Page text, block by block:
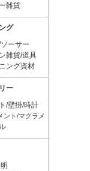
雑貨
グ
ーサー
雑貨/道具
ング資材
ー
/壁掛/時計
ント/マクラメ